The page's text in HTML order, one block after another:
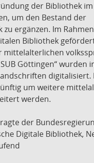
der Bibliothek im
um den Bestand der
ergänzen. Im
Bibliothek
mittelalterlichen
Göttingen“ wurden
digitalisiert.
um weitere
werden.
der
Digitale Bibliothek,